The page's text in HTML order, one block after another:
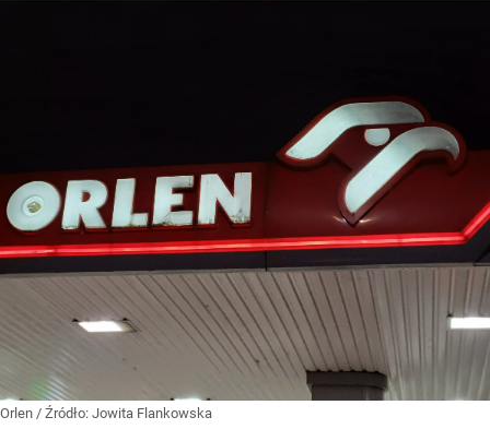
Orlen / Źródło: Jowita Flankowska